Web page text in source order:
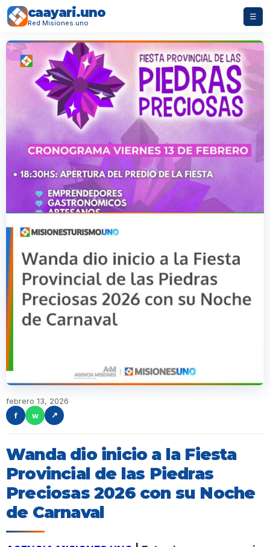
caayari.uno
Red Misiones.uno
☰
febrero 13, 2026
f
w ↗
Wanda dio inicio a la Fiesta
Provincial de las Piedras
Preciosas 2026 con su Noche
de Carnaval